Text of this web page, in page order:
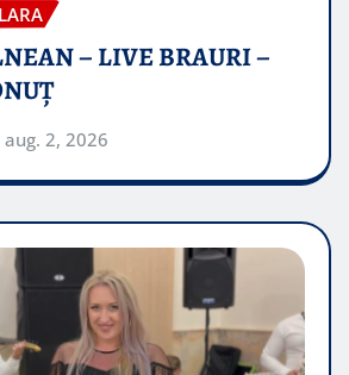
– LIVE BRAURI –
aug. 2, 2026